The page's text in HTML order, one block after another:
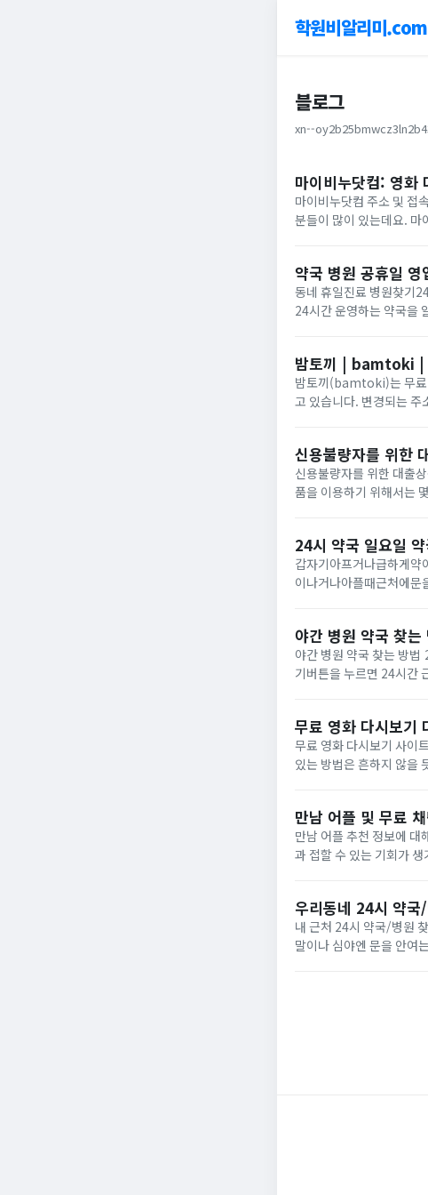
학원비알리미.com
블로그
xn--
마이비누닷컴: 영화
마이비누닷컴 주소 및 접
분들이 많이 있는데요. 마
약국 병원 공휴일 영
동네 휴일진료 병원찾기
24시간 운영하는 약국을
밤토끼 | bamtoki |
밤토끼(bamtoki)는 무료
고 있습니다. 변경되는 주
신용불량자를 위한
신용불량자를 위한 대출
품을 이용하기 위해서는
24시 약국 일요일
갑자기아프거나급하게
이나거나아플때근처에
야간 병원 약국 찾는
야간 병원 약국 찾는 방
기버튼을 누르면 24시간
무료 영화 다시보기
무료 영화 다시보기 사이
있는 방법은 흔하지 않을
만남 어플 및 무료
만남 어플 추천 정보에 대
과 접할 수 있는 기회가
우리동네 24시 약국
내 근처 24시 약국/병원
말이나 심야엔 문을 안여